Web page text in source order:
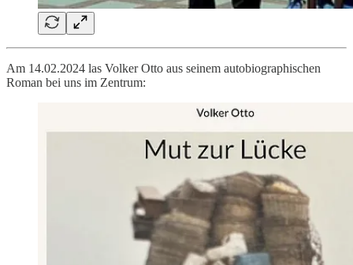
Am 14.02.2024 las Volker Otto aus seinem autobiographischen
Roman bei uns im Zentrum: